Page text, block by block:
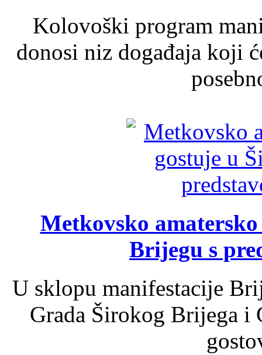
Kolovoški program
donosi niz događaja koji
Metkovsko
Brijegu s
U sklopu manifestacije
Grada Širokog Brijega